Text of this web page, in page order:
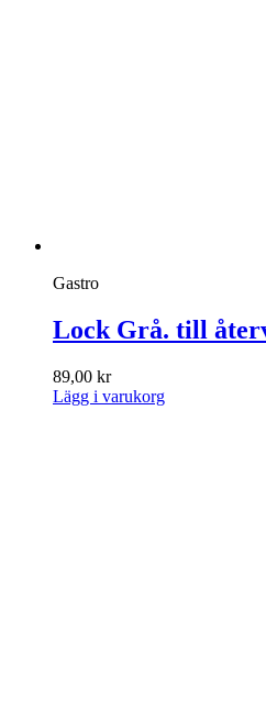
Gastro
Lock Grå. till
89,00 kr
Lägg i varukorg